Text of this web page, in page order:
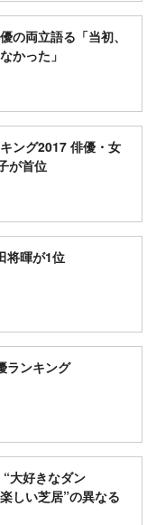
両立語る「当初、
かった」
ング2017 俳優・女
が首位
将暉が1位
ランキング
大好きなダン
しい芝居”の異なる